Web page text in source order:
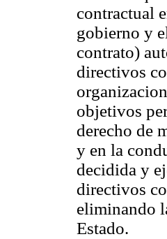
contractual
gobierno y
contrato)
directivos
objetivos
derecho de
y en la
decidida y
directivos
eliminando
Estado.